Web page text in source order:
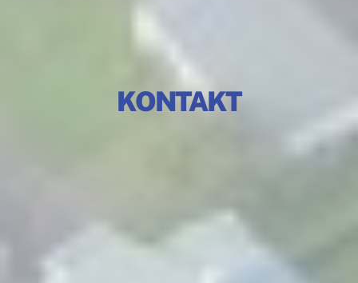
KONTAKT